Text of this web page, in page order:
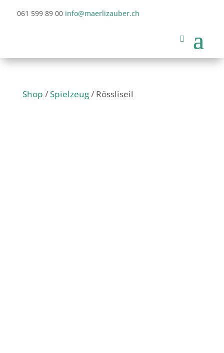
061 599 89 00 info@maerlizauber.ch
Shop /Spielzeug/ Rössliseil